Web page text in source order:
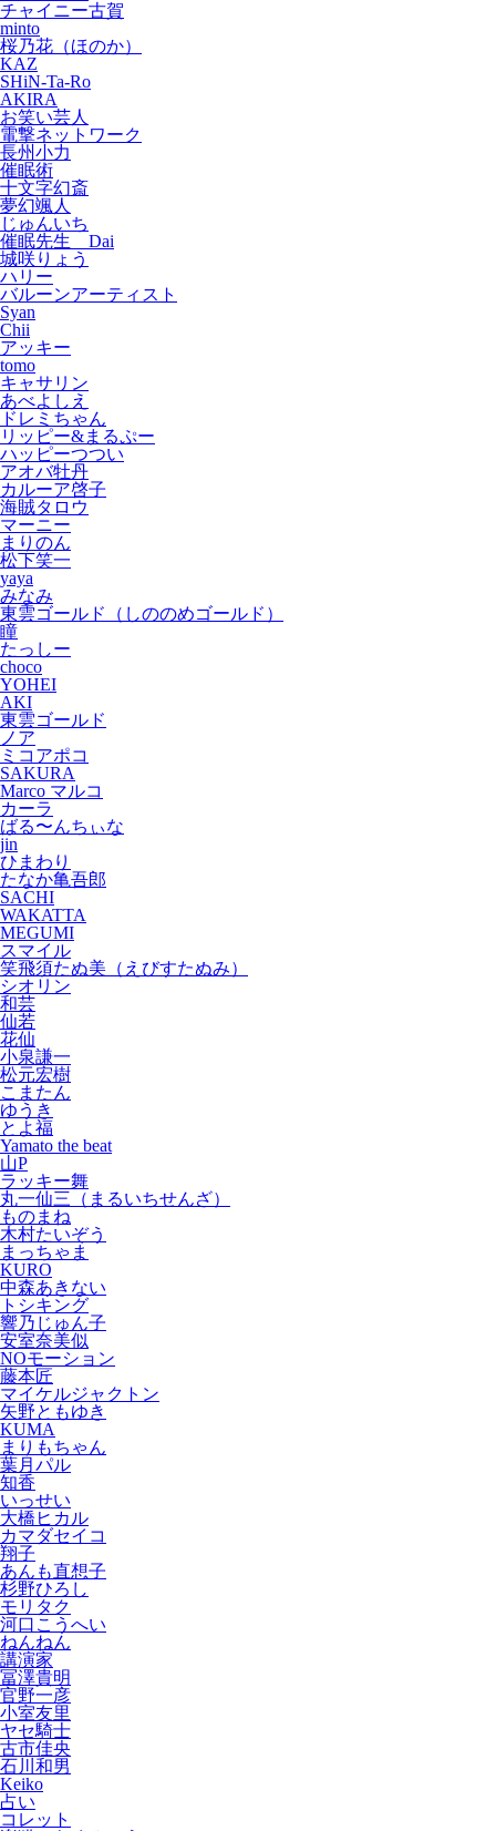
チャイニー古賀
minto
桜乃花（ほのか）
KAZ
SHiN-Ta-Ro
AKIRA
お笑い芸人
電撃ネットワーク
長州小力
催眠術
十文字幻斎
夢幻颯人
じゅんいち
催眠先生 Dai
城咲りょう
ハリー
バルーンアーティスト
Syan
Chii
アッキー
tomo
キャサリン
あべよしえ
ドレミちゃん
リッピー&まるぷー
ハッピーつつい
アオバ牡丹
カルーア啓子
海賊タロウ
マーニー
まりのん
松下笑一
yaya
みなみ
東雲ゴールド（しののめゴールド）
瞳
たっしー
choco
YOHEI
AKI
東雲ゴールド
ノア
ミコアポコ
SAKURA
Marco マルコ
カーラ
ばる〜んちぃな
jin
ひまわり
たなか亀吾郎
SACHI
WAKATTA
MEGUMI
スマイル
笑飛須たぬ美（えびすたぬみ）
シオリン
和芸
仙若
花仙
小泉謙一
松元宏樹
こまたん
ゆうき
とよ福
Yamato the beat
山P
ラッキー舞
丸一仙三（まるいちせんざ）
ものまね
木村たいぞう
まっちゃま
KURO
中森あきない
トシキング
響乃じゅん子
安室奈美似
NOモーション
藤本匠
マイケルジャクトン
矢野ともゆき
KUMA
まりもちゃん
葉月パル
知香
いっせい
大橋ヒカル
カマダセイコ
翔子
あんも直想子
杉野ひろし
モリタク
河口こうへい
ねんねん
講演家
冨澤貴明
官野一彦
小室友里
ヤセ騎士
古市佳央
石川和男
Keiko
占い
コレット